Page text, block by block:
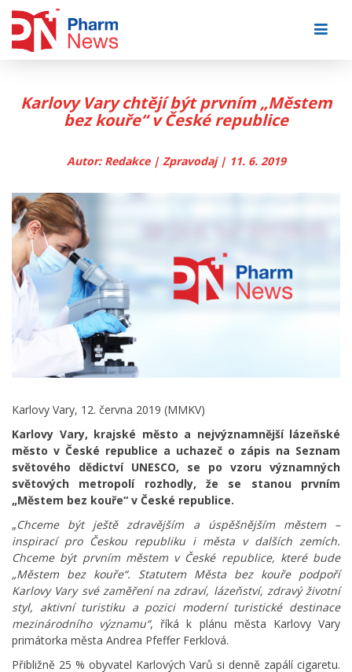
Karlovy Vary chtějí být prvním „Městem
bez kouře“ v České republice
Autor: Redakce | Zpravodaj | 11. 6. 2019
Karlovy Vary, 12. června 2019 (MMKV)
Karlovy Vary, krajské město a nejvýznamnější lázeňské
město v České republice a uchazeč o zápis na Seznam
světového dědictví UNESCO, se po vzoru významných
světových metropolí rozhodly, že se stanou prvním
„Městem bez kouře“ v České republice.
„Chceme být ještě zdravějším a úspěšnějším městem –
inspirací pro Českou republiku i města v dalších zemích.
Chceme být prvním městem v České republice, které bude
„Městem bez kouře“. Statutem Města bez kouře podpoří
Karlovy Vary své zaměření na zdraví, lázeňství, zdravý životní
styl, aktivní turistiku a pozici moderní turistické destinace
mezinárodního významu“, říká k plánu města Karlovy Vary
primátorka města Andrea Pfeffer Ferklová.
Přibližně 25 % obyvatel Karlových Varů si denně zapálí cigaretu.